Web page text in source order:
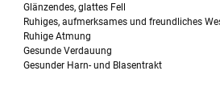
Glänzendes, glattes Fell
Ruhiges, aufmerksames und freundliches
Ruhige Atmung
Gesunde Verdauung
Gesunder Harn- und Blasentrakt